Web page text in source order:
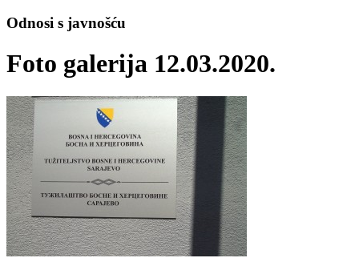
Odnosi s javnošću
Foto galerija 12.03.2020.